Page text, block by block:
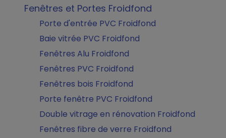
Fenêtres et Portes Froidfond
Porte d'entrée PVC Froidfond
Baie vitrée PVC Froidfond
Fenêtres Alu Froidfond
Fenêtres PVC Froidfond
Fenêtres bois Froidfond
Porte fenêtre PVC Froidfond
Double vitrage en rénovation Froidfond
Fenêtres fibre de verre Froidfond